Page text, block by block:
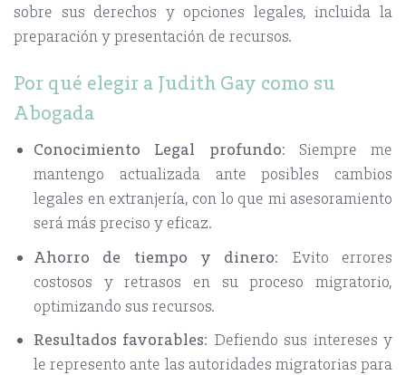
sobre sus derechos y opciones legales, incluida la
preparación y presentación de recursos.
Por qué elegir a Judith Gay como su
Abogada
Conocimiento Legal profundo: Siempre me
mantengo actualizada ante posibles cambios
legales en extranjería, con lo que mi asesoramiento
será más preciso y eficaz.
Ahorro de tiempo y dinero: Evito errores
costosos y retrasos en su proceso migratorio,
optimizando sus recursos.
Resultados favorables: Defiendo sus intereses y
le represento ante las autoridades migratorias para